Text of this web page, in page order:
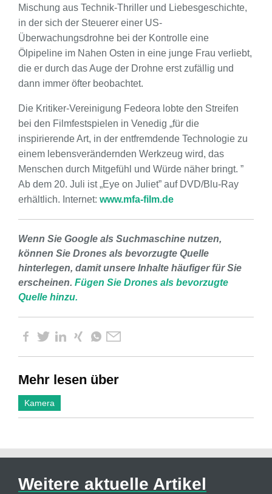
Mischung aus Technik-Thriller und Liebesgeschichte,
in der sich der Steuerer einer US-
Überwachungsdrohne bei der Kontrolle eine
Ölpipeline im Nahen Osten in eine junge Frau verliebt,
die er durch das Auge der Drohne erst zufällig und
dann immer öfter beobachtet.
Die Kritiker-Vereinigung Fedeora lobte den Streifen
bei den Filmfestspielen in Venedig „für die
inspirierende Art, in der entfremdende Technologie zu
einem lebensverändernden Werkzeug wird, das
Menschen durch Mitgefühl und Würde näher bringt. ”
Ab dem 20. Juli ist „Eye on Juliet” auf DVD/Blu-Ray
erhältlich. Internet: www.mfa-film.de
Wenn Sie Google als Suchmaschine nutzen,
können Sie Drones als bevorzugte Quelle
hinterlegen, damit unsere Inhalte häufiger für Sie
erscheinen. Fügen Sie Drones als bevorzugte
Quelle hinzu.
Mehr lesen über
Kamera
Weitere aktuelle Artikel